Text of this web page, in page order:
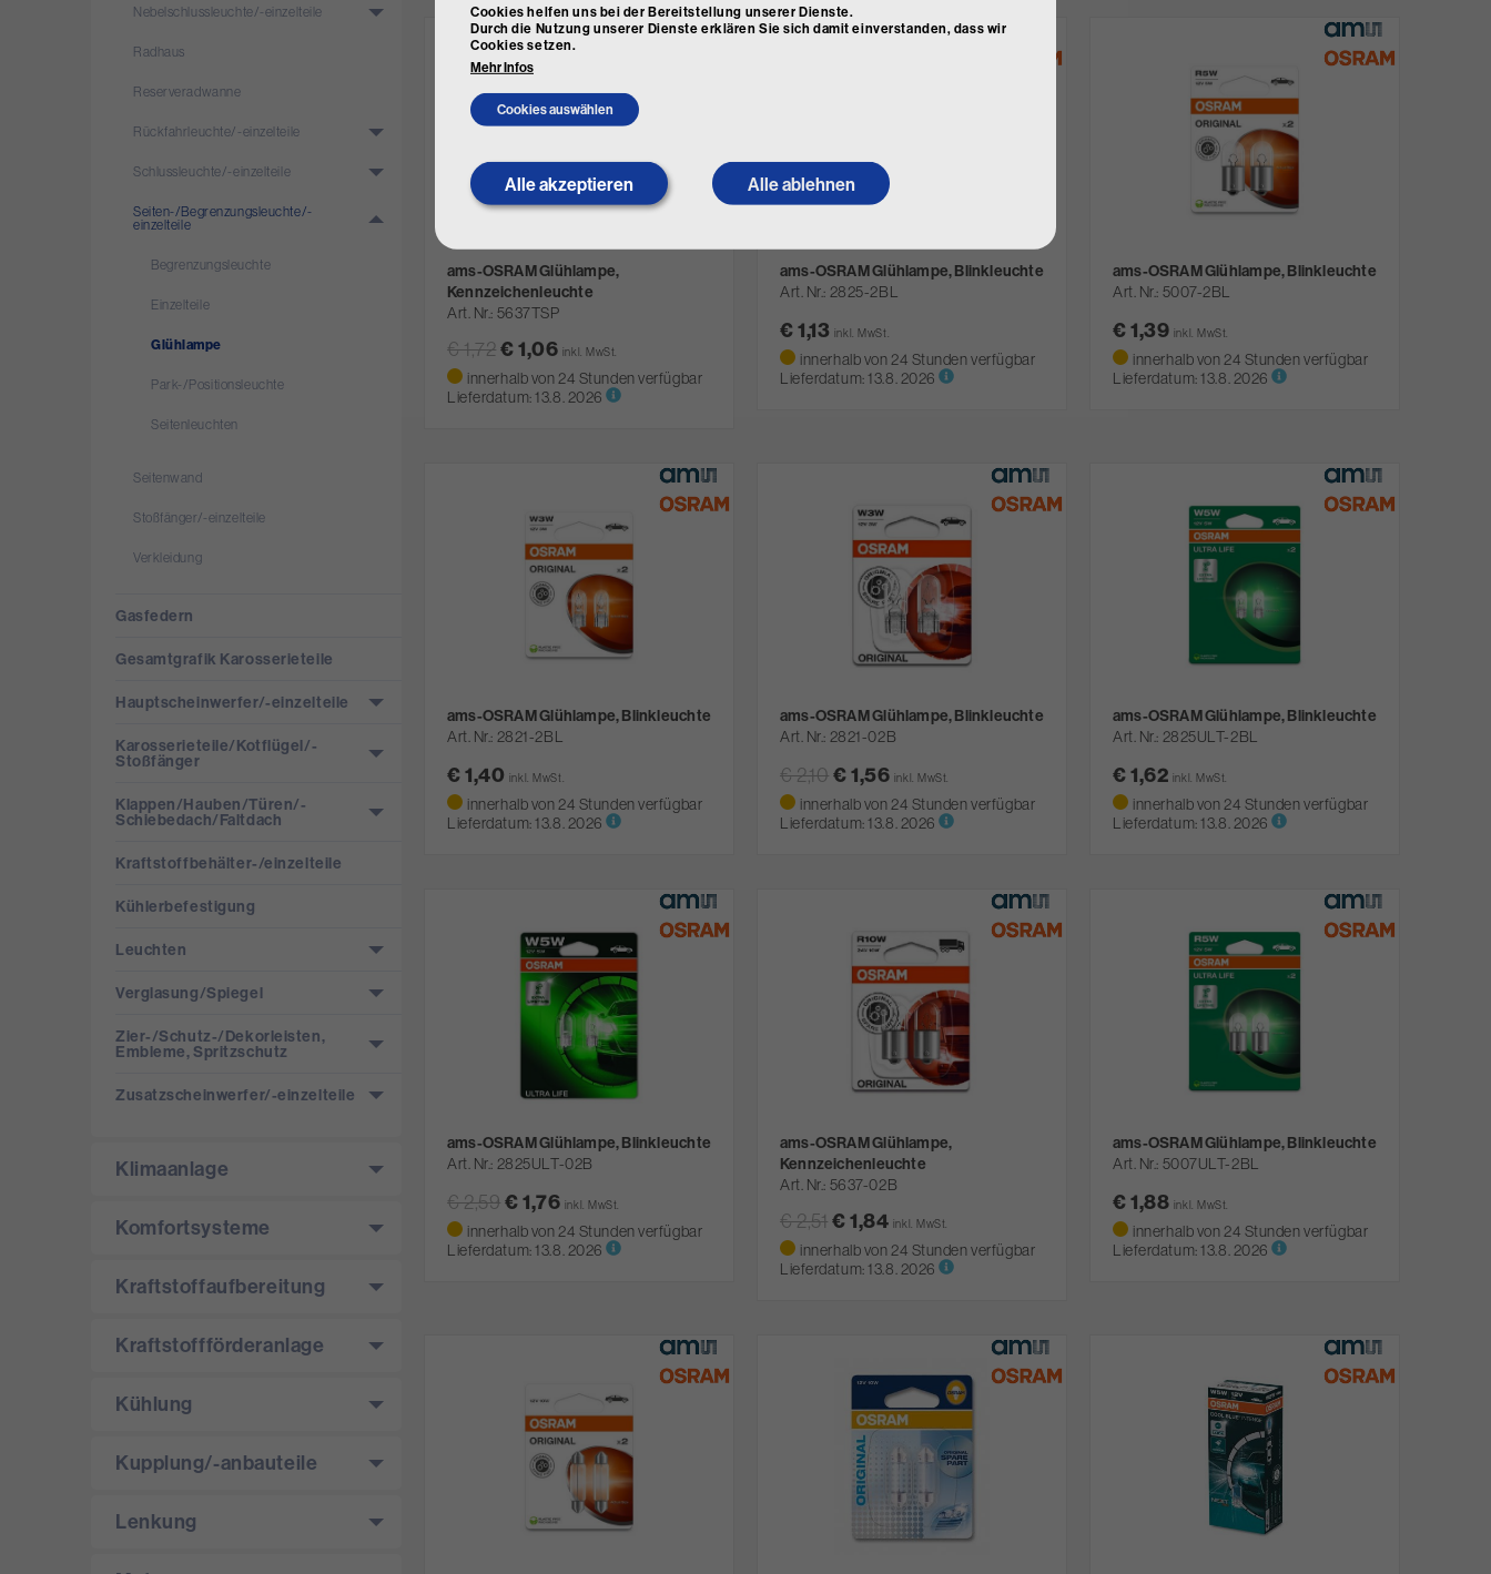
ams-OSRAM Glühlampe,
Kennzeichenleuchte
Art. Nr. 5637TSP
€ 1,72€ 1,06 inkl. MwSt.
innerhalb von 24 Stunden verfügbar
Lieferdatum:13.8. 2026
ams-OSRAM Glühlampe, Blinkleuchte
Art. Nr. 2825-2BL
€ 1,13 inkl. MwSt.
innerhalb von 24 Stunden verfügbar
Lieferdatum:13.8. 2026
ams-OSRAM Glühlampe, Blinkleuchte
Art. Nr. 5007-2BL
€ 1,39 inkl. MwSt.
innerhalb von 24 Stunden verfügbar
Lieferdatum:13.8. 2026
ams-OSRAM Glühlampe, Blinkleuchte
Art. Nr. 2821-2BL
€ 1,40 inkl. MwSt.
innerhalb von 24 Stunden verfügbar
Lieferdatum:13.8. 2026
ams-OSRAM Glühlampe, Blinkleuchte
Art. Nr. 2821-02B
€ 2,10€ 1,56 inkl. MwSt.
innerhalb von 24 Stunden verfügbar
Lieferdatum:13.8. 2026
ams-OSRAM Glühlampe, Blinkleuchte
Art. Nr. 2825ULT-2BL
€ 1,62 inkl. MwSt.
innerhalb von 24 Stunden verfügbar
Lieferdatum:13.8. 2026
ams-OSRAM Glühlampe, Blinkleuchte
Art. Nr. 2825ULT-02B
€ 2,59€ 1,76 inkl. MwSt.
innerhalb von 24 Stunden verfügbar
Lieferdatum:13.8. 2026
ams-OSRAM Glühlampe,
Kennzeichenleuchte
Art. Nr. 5637-02B
€ 2,51€ 1,84 inkl. MwSt.
innerhalb von 24 Stunden verfügbar
Lieferdatum:13.8. 2026
ams-OSRAM Glühlampe, Blinkleuchte
Art. Nr. 5007ULT-2BL
€ 1,88 inkl. MwSt.
innerhalb von 24 Stunden verfügbar
Lieferdatum:13.8. 2026
Nebelschlussleuchte/­-einzelteile
Radhaus
Reserveradwanne
Rückfahrleuchte/­-einzelteile
Schlussleuchte/­-einzelteile
Seiten-/­Begrenzungsleuchte/­-
einzelteile
Begrenzungsleuchte
Einzelteile
Glühlampe
Park-/­Positionsleuchte
Seitenleuchten
Seitenwand
Stoßfänger/­-einzelteile
Verkleidung
Gasfedern
Gesamtgrafik Karosserieteile
Hauptscheinwerfer/­-einzelteile
Karosserieteile/­Kotflügel/­
Stoßfänger
Klappen/­Hauben/­Türen/­
Schiebedach/­Faltdach
Kraftstoffbehälter-/­einzelteile
Kühlerbefestigung
Leuchten
Verglasung/­Spiegel
Zier-/­Schutz-/­Dekorleisten,
Embleme, Spritzschutz
Zusatzscheinwerfer/­-einzelteile
Klimaanlage
Komfortsysteme
Kraftstoffaufbereitung
Kraftstoffförderanlage
Kühlung
Kupplung/­-anbauteile
Lenkung
Cookies helfen uns bei der Bereitstellung unserer Dienste.
Durch die Nutzung unserer Dienste erklären Sie sich damit einverstanden, dass wir
Cookies setzen.
Mehr Infos
Cookies auswählen
Alle akzeptieren
Withdraw
consent
Alle ablehnen